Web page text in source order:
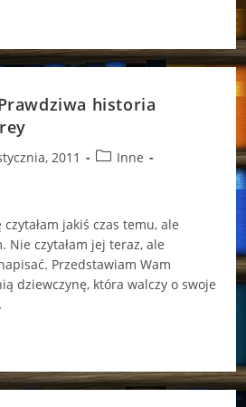
historia
2011
PostInne
jakiś czas temu, ale
Nie czytałam jej teraz, ale
Przedstawiam Wam
dziewczynę, która walczy o swoje